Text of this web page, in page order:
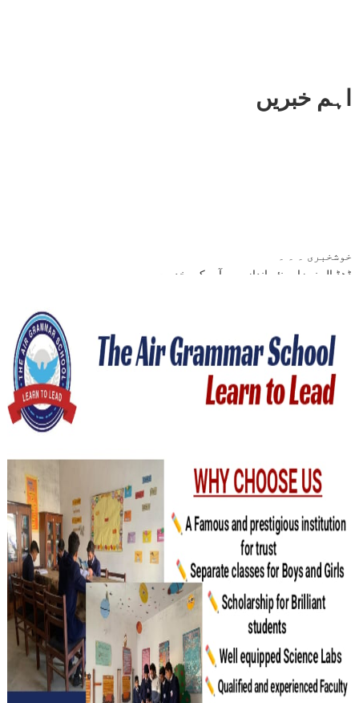
اہم خبریں
ڈھڈیال نیوزاب نئے انداز میں آپ کی خدمت